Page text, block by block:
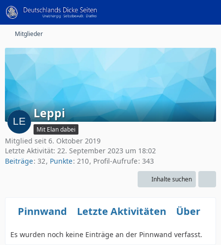
Mitglieder
Leppi
Mit Elan dabei
Mitglied seit 6. Oktober 2019
Letzte Aktivität: 22. September 2023 um 18:02
Beiträge 32 Punkte 210 Profil-Aufrufe 343
Inhalte suchen
Pinnwand Letzte Aktivitäten Über
Es wurden noch keine Einträge an der Pinnwand verfasst.